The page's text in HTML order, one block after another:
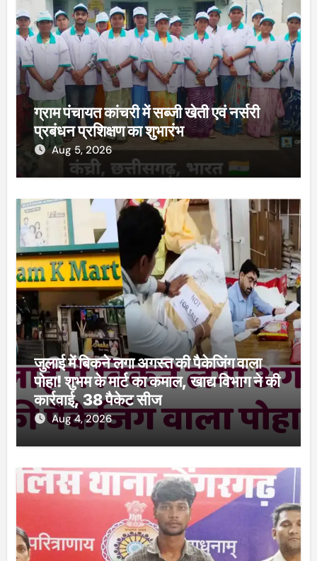
ग्राम पंचायत कांचरी में सब्जी खेती एवं नर्सरी
प्रबंधन प्रशिक्षण का शुभारंभ
Aug 5, 2026
जुलाई में बिकने लगा अगस्त की पैकेजिंग वाला
पोहा! शुभम के मार्ट का कमाल, खाद्य विभाग ने की
कार्रवाई, 38 पैकेट सीज
Aug 4, 2026